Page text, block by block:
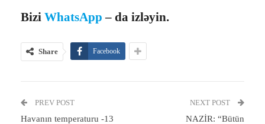
Bizi WhatsApp – da izləyin.
Share Facebook
PREV POST
Havanın temperaturu -13
NEXT POST
NAZİR: “Bütün